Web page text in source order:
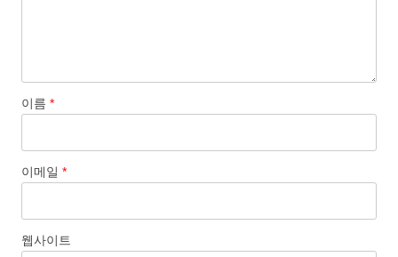
이름 *
이메일 *
웹사이트